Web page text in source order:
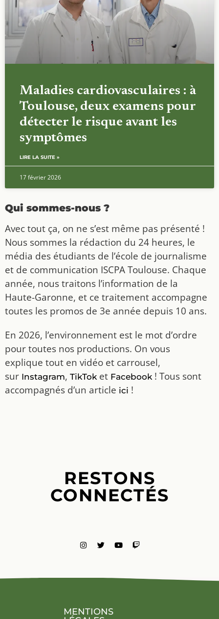
Maladies cardiovasculaires : à
Toulouse, deux examens pour
détecter le risque avant les
symptômes
LIRE LA SUITE »
17 février 2026
Qui sommes-nous ?
Avec tout ça, on ne s’est même pas présenté !
Nous sommes la rédaction du 24 heures, le
média des étudiants de l’école de journalisme
et de communication ISCPA Toulouse. Chaque
année, nous traitons l’information de la
Haute-Garonne, et ce traitement accompagne
toutes les promos de 3e année depuis 10 ans.
En 2026, l’environnement est le mot d’ordre
pour toutes nos productions. On vous
explique tout en vidéo et carrousel,
sur Instagram, TikToket Facebook! Tous sont
accompagnés d’un article ici !
RESTONS
CONNECTÉS
MENTIONS